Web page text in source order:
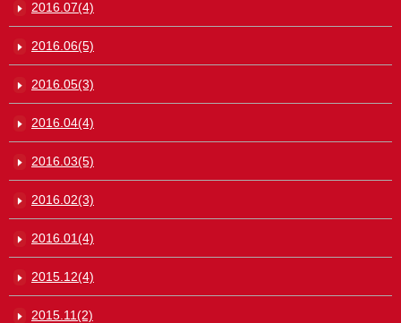
2016.07(4)
2016.06(5)
2016.05(3)
2016.04(4)
2016.03(5)
2016.02(3)
2016.01(4)
2015.12(4)
2015.11(2)